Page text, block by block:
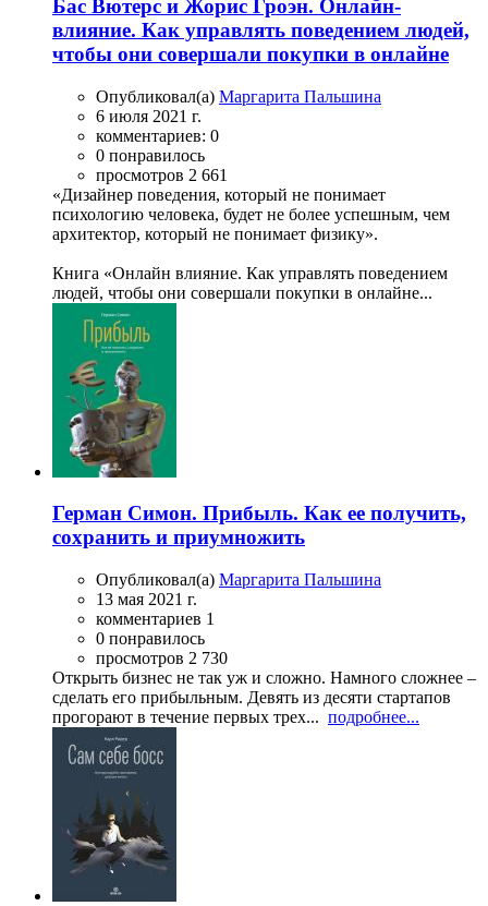
Бас Вютерс и Жорис Гроэн. Онлайн-
влияние. Как управлять поведением людей,
чтобы они совершали покупки в онлайне
Опубликовал(а) Маргарита Пальшина
6 июля 2021 г.
комментариев: 0
0 понравилось
просмотров 2 661
«Дизайнер поведения, который не понимает
психологию человека, будет не более успешным, чем
архитектор, который не понимает физику».
Книга «Онлайн влияние. Как управлять поведением
людей, чтобы они совершали покупки в онлайне...
Герман Симон. Прибыль. Как ее получить,
сохранить и приумножить
Опубликовал(а) Маргарита Пальшина
13 мая 2021 г.
комментариев 1
0 понравилось
просмотров 2 730
Открыть бизнес не так уж и сложно. Намного сложнее –
сделать его прибыльным. Девять из десяти стартапов
прогорают в течение первых трех... подробнее...